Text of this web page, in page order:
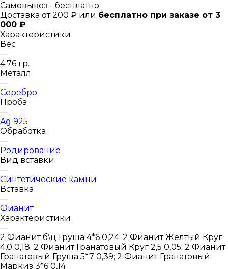
Самовывоз - бесплатно
Доставка от 200 ₽ или бесплатно при заказе от 3
000 ₽
Характеристики
Вес
—
4.76 гр.
Металл
—
Серебро
Проба
—
Ag 925
Обработка
—
Родирование
Вид вставки
—
Синтетические камни
Вставка
—
Фианит
Характеристики
—
2 Фианит б\ц Груша 4*6 0,24; 2 Фианит Желтый Круг
4,0 0,18; 2 Фианит Гранатовый Круг 2,5 0,05; 2 Фианит
Гранатовый Груша 5*7 0,39; 2 Фианит Гранатовый
Маркиз 3*6 0,14